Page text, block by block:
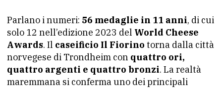
Parlano i numeri: 56 medaglie in 11 anni, di cui
solo 12 nell’edizione 2023 del World Cheese
Awards. Il caseificio Il Fiorino torna dalla città
norvegese di Trondheim con quattro ori,
quattro argenti e quattro bronzi. La realtà
maremmana si conferma uno dei principali